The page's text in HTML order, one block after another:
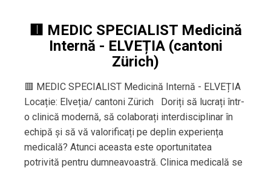
🟥 MEDIC SPECIALIST Medicină
Internă - ELVEȚIA (cantoni
Zürich)
🟥 MEDIC SPECIALIST Medicină Internă - ELVEȚIA
Locație: Elveția/ cantoni Zürich Doriți să lucrați într-
o clinică modernă, să colaborați interdisciplinar în
echipă și să vă valorificați pe deplin experiența
medicală? Atunci aceasta este oportunitatea
potrivită pentru dumneavoastră. Clinica medicală se